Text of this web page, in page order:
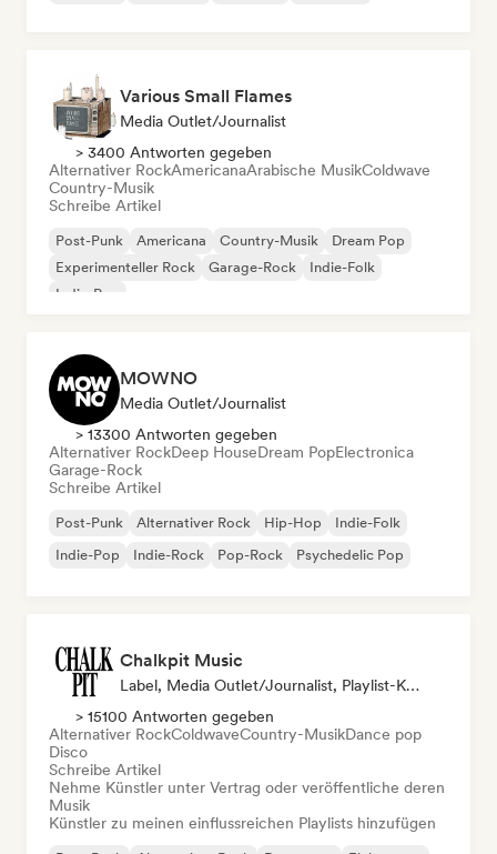
Various Small Flames
Media Outlet/Journalist
> 3400 Antworten gegeben
Alternativer RockAmericanaArabische MusikColdwave
Country-Musik
Schreibe Artikel
Post-Punk Americana Country-Musik
Dream Pop
Experimenteller Rock
Garage-Rock
Indie-Folk
Indie-Pop
MOWNO
Media Outlet/Journalist
> 13300 Antworten gegeben
Alternativer RockDeep HouseDream PopElectronica
Garage-Rock
Schreibe Artikel
Post-Punk Alternativer Rock Hip-Hop
Indie-Folk
Indie-Pop
Indie-Rock Pop-Rock Psychedelic Pop
Chalkpit Music
Label, Media Outlet/Journalist, Playlist-Kurator
> 15100 Antworten gegeben
Alternativer RockColdwaveCountry-MusikDance pop
Disco
Schreibe Artikel
Nehme Künstler unter Vertrag oder veröffentliche deren
Musik
Künstler zu meinen einflussreichen Playlists hinzufügen